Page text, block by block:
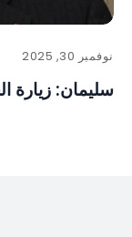
نوفمبر 30, 2025
سليمان: زيارة